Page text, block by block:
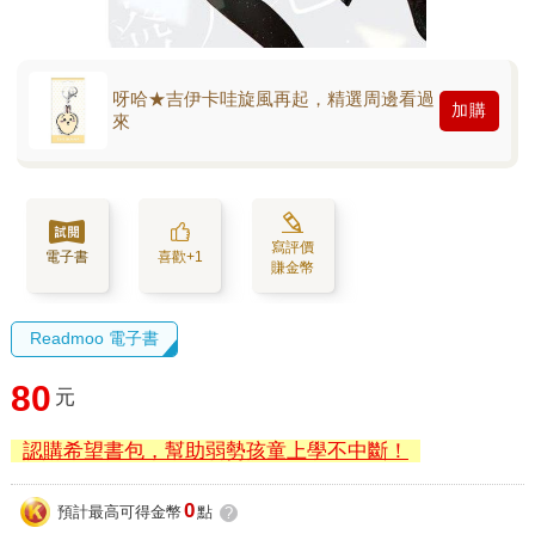
呀哈★吉伊卡哇旋風再起，精選周邊看過
來
加購
電子書 喜歡+1
寫評價
賺金幣
Readmoo 電子書
80 元
認購希望書包，幫助弱勢孩童上學不中斷！
預計最高可得金幣 0點 ?